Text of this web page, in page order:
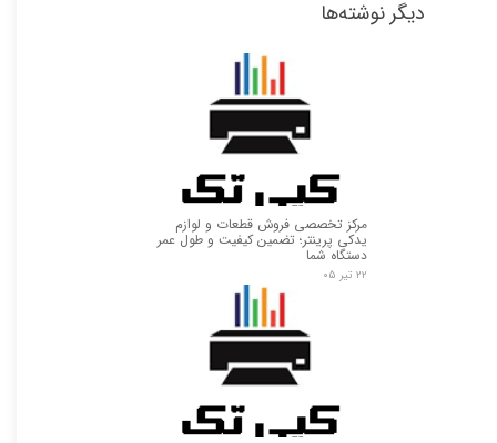
دیگر نوشته‌ها
مرکز تخصصی فروش قطعات و لوازم
یدکی پرینتر؛ تضمین کیفیت و طول عمر
دستگاه شما
۲۲ تیر ۰۵